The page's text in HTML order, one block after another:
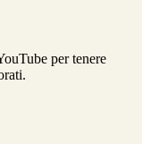
per tenere